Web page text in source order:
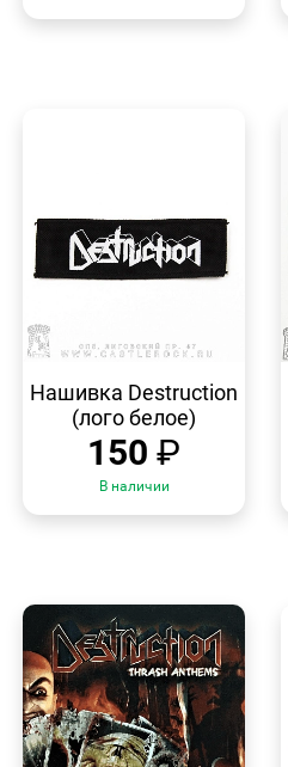
ПРОСМОТР
Нашивка Destruction
(лого белое)
150 ₽
В наличии